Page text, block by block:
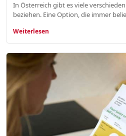
In Österreich gibt es viele
beziehen. Eine Option, die immer
Weiterlesen